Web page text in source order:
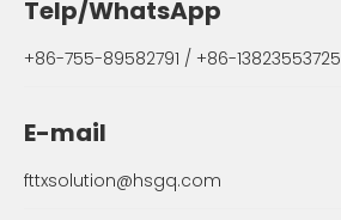
Telp/WhatsApp
+86-755-89582791 / +86-13823553725
E-mail
fttxsolution@hsgq.com